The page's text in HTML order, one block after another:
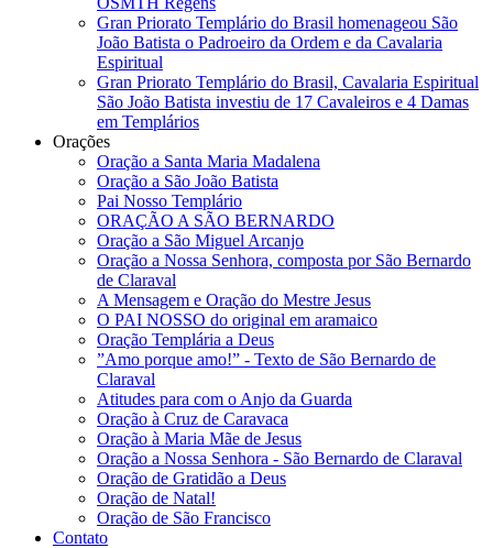
Gran Priorato Templário do Brasil homenageou São
João Batista o Padroeiro da Ordem e da Cavalaria
Espiritual
Gran Priorato Templário do Brasil, Cavalaria Espiritual
São João Batista investiu de 17 Cavaleiros e 4 Damas
em Templários
Orações
Oração a Santa Maria Madalena
Oração a São João Batista
Pai Nosso Templário
ORAÇÃO A SÃO BERNARDO
Oração a São Miguel Arcanjo
Oração a Nossa Senhora, composta por São Bernardo
de Claraval
A Mensagem e Oração do Mestre Jesus
O PAI NOSSO do original em aramaico
Oração Templária a Deus
”Amo porque amo!” - Texto de São Bernardo de
Claraval
Atitudes para com o Anjo da Guarda
Oração à Cruz de Caravaca
Oração à Maria Mãe de Jesus
Oração a Nossa Senhora - São Bernardo de Claraval
Oração de Gratidão a Deus
Oração de Natal!
Oração de São Francisco
Contato